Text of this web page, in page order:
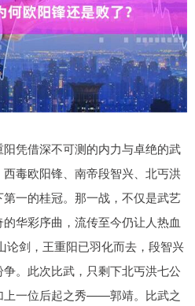
凭借深不可测的内力与卓绝的武
毒欧阳锋、南帝段智兴、北丐洪
一的桂冠。那一战，不仅是武艺
华彩序曲，流传至今仍让人热血
论剑，王重阳已羽化而去，段智兴
。此次比武，只剩下北丐洪七公
上一位后起之秀——郭靖。比武之